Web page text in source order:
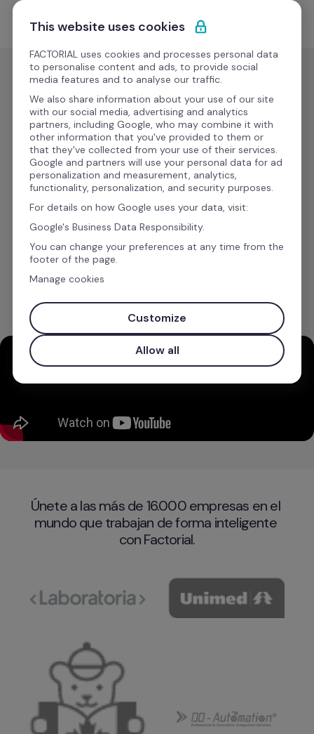
Ir al contenido
Empieza gratis
Software de gestión
documental para
empresas
Con nuestro software de gestión documental
puedes gestionar todos los documentos de tu
empresa y de tus empleados de forma online,
centralizada y segura.
¡Hablemos!
Únete a las más de 16.000 empresas en el
mundo que trabajan de forma inteligente
con Factorial.
This website uses cookies
FACTORIAL uses cookies and processes personal data
to personalise content and ads, to provide social
media features and to analyse our traffic.
We also share information about your use of our site
with our social media, advertising and analytics
partners, including Google, who may combine it with
other information that you've provided to them or
that they've collected from your use of their services.
Google and partners will use your personal data for ad
personalization and measurement, analytics,
functionality, personalization, and security purposes.
For details on how Google uses your data, visit:
Google's Business Data Responsibility.
You can change your preferences at any time from the
footer of the page.
Manage cookies
Customize
Allow all